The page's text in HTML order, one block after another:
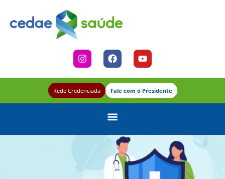
Rede Credenciada Fale com o Presidente